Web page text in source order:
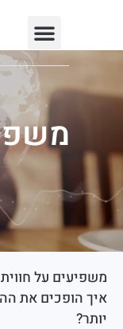
על חווית ההליכה!
את ההליכה